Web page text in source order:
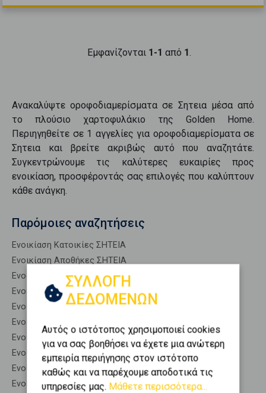
Εμφανίζονται 1-1 από 1
Ανακαλύψτεοροφοδιαμερίσματα σε Σητειαμέσα από
το πλούσιο χαρτοφυλάκιο της Golden Home.
Περιηγηθείτε σε 1 αγγελίες για οροφοδιαμερίσματασε
Σητεια και βρείτε ακριβώς αυτό που αναζητάτε.
Συγκεντρώνουμε τις καλύτερες ευκαιρίες προς
ενοικίαση, προσφέροντάς σας επιλογές που καλύπτουν
κάθε ανάγκη.
Παρόμοιες αναζητήσεις
Ενοικίαση Κατοικίες ΣΗΤΕΙΑ
Ενοικίαση Αποθήκες ΣΗΤΕΙΑ
Ενοικίαση Γκαρσονιέρες ΣΗΤΕΙΑ
Ενοικίαση Διαμερίσματα ΣΗΤΕΙΑ
Ενοικίαση Κτίρια ΣΗΤΕΙΑ
Ενοικίαση Μεζονέτες (ανεξάρτητη) ΣΗΤΕΙΑ
Ενοικίαση Μεζονέτες (εφαπτόμενη) ΣΗΤΕΙΑ
Ενοικίαση Μονοκατοικίες ΣΗΤΕΙΑ
Ενοικίαση Οικίες ΣΗΤΕΙΑ
Ενοικίαση Οροφοδιαμερίσματα ΣΗΤΕΙΑ
ΣΥΛΛΟΓΗ
ΔΕΔΟΜΕΝΩΝ
Αυτός ο ιστότοπος χρησιμοποιεί cookies
για να σας βοηθήσει να έχετε μια ανώτερη
εμπειρία περιήγησης στον ιστότοπο
καθώς και να παρέχουμε αποδοτικά τις
υπηρεσίες μας. Μάθετε περισσότερα...